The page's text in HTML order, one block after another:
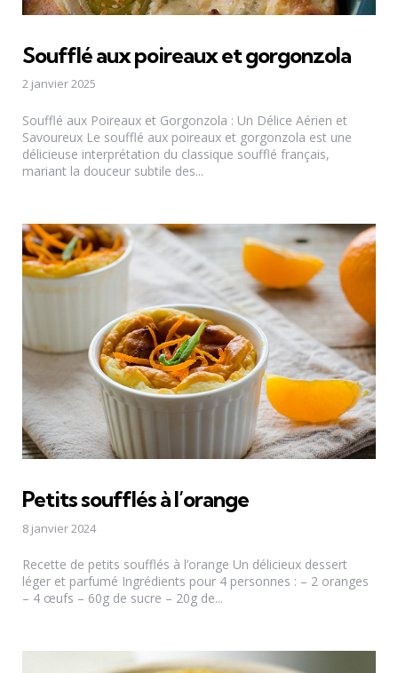
Soufflé aux poireaux et gorgonzola
2 janvier 2025
Soufflé aux Poireaux et Gorgonzola : Un Délice Aérien et
Savoureux Le soufflé aux poireaux et gorgonzola est une
délicieuse interprétation du classique soufflé français,
mariant la douceur subtile des...
Petits soufflés à l’orange
8 janvier 2024
Recette de petits soufflés à l’orange Un délicieux dessert
léger et parfumé Ingrédients pour 4 personnes : – 2 oranges
– 4 œufs – 60g de sucre – 20g de...